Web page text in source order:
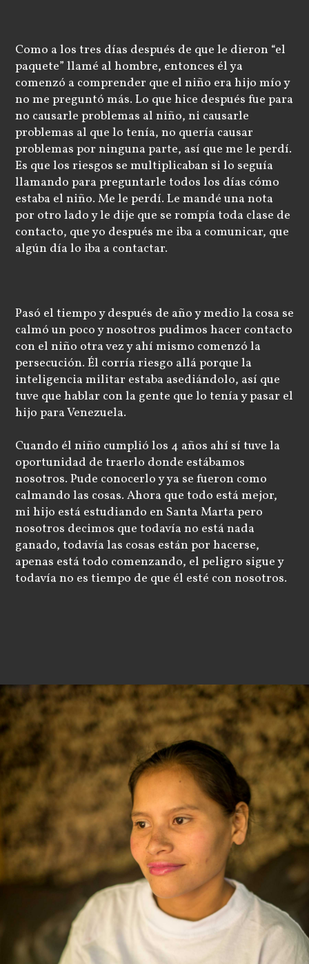
Como a los tres días después de que le dieron “el
paquete” llamé al hombre, entonces él ya
comenzó a comprender que el niño era hijo mío y
no me preguntó más. Lo que hice después fue para
no causarle problemas al niño, ni causarle
problemas al que lo tenía, no quería causar
problemas por ninguna parte, así que me le perdí.
Es que los riesgos se multiplicaban si lo seguía
llamando para preguntarle todos los días cómo
estaba el niño. Me le perdí. Le mandé una nota
por otro lado y le dije que se rompía toda clase de
contacto, que yo después me iba a comunicar, que
algún día lo iba a contactar.
Pasó el tiempo y después de año y medio la cosa se
calmó un poco y nosotros pudimos hacer contacto
con el niño otra vez y ahí mismo comenzó la
persecución. Él corría riesgo allá porque la
inteligencia militar estaba asediándolo, así que
tuve que hablar con la gente que lo tenía y pasar el
hijo para Venezuela.
Cuando él niño cumplió los 4 años ahí sí tuve la
oportunidad de traerlo donde estábamos
nosotros. Pude conocerlo y ya se fueron como
calmando las cosas. Ahora que todo está mejor,
mi hijo está estudiando en Santa Marta pero
nosotros decimos que todavía no está nada
ganado, todavía las cosas están por hacerse,
apenas está todo comenzando, el peligro sigue y
todavía no es tiempo de que él esté con nosotros.